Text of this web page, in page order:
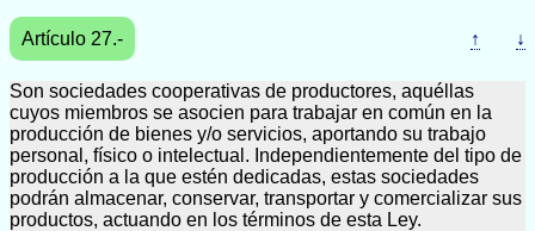
Artículo 27.- ↑ ↓
Son sociedades cooperativas de productores, aquéllas
cuyos miembros se asocien para trabajar en común en la
producción de bienes y/o servicios, aportando su trabajo
personal, físico o intelectual. Independientemente del tipo de
producción a la que estén dedicadas, estas sociedades
podrán almacenar, conservar, transportar y comercializar sus
productos, actuando en los términos de esta Ley.